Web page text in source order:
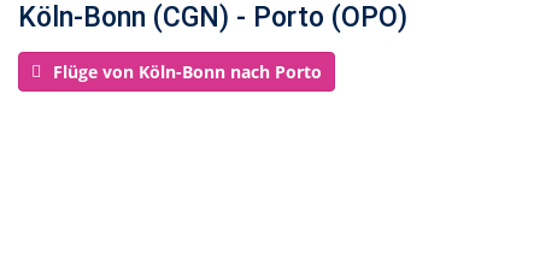
Köln-Bonn (CGN) - Porto (OPO)
Flüge von Köln-Bonn nach Porto